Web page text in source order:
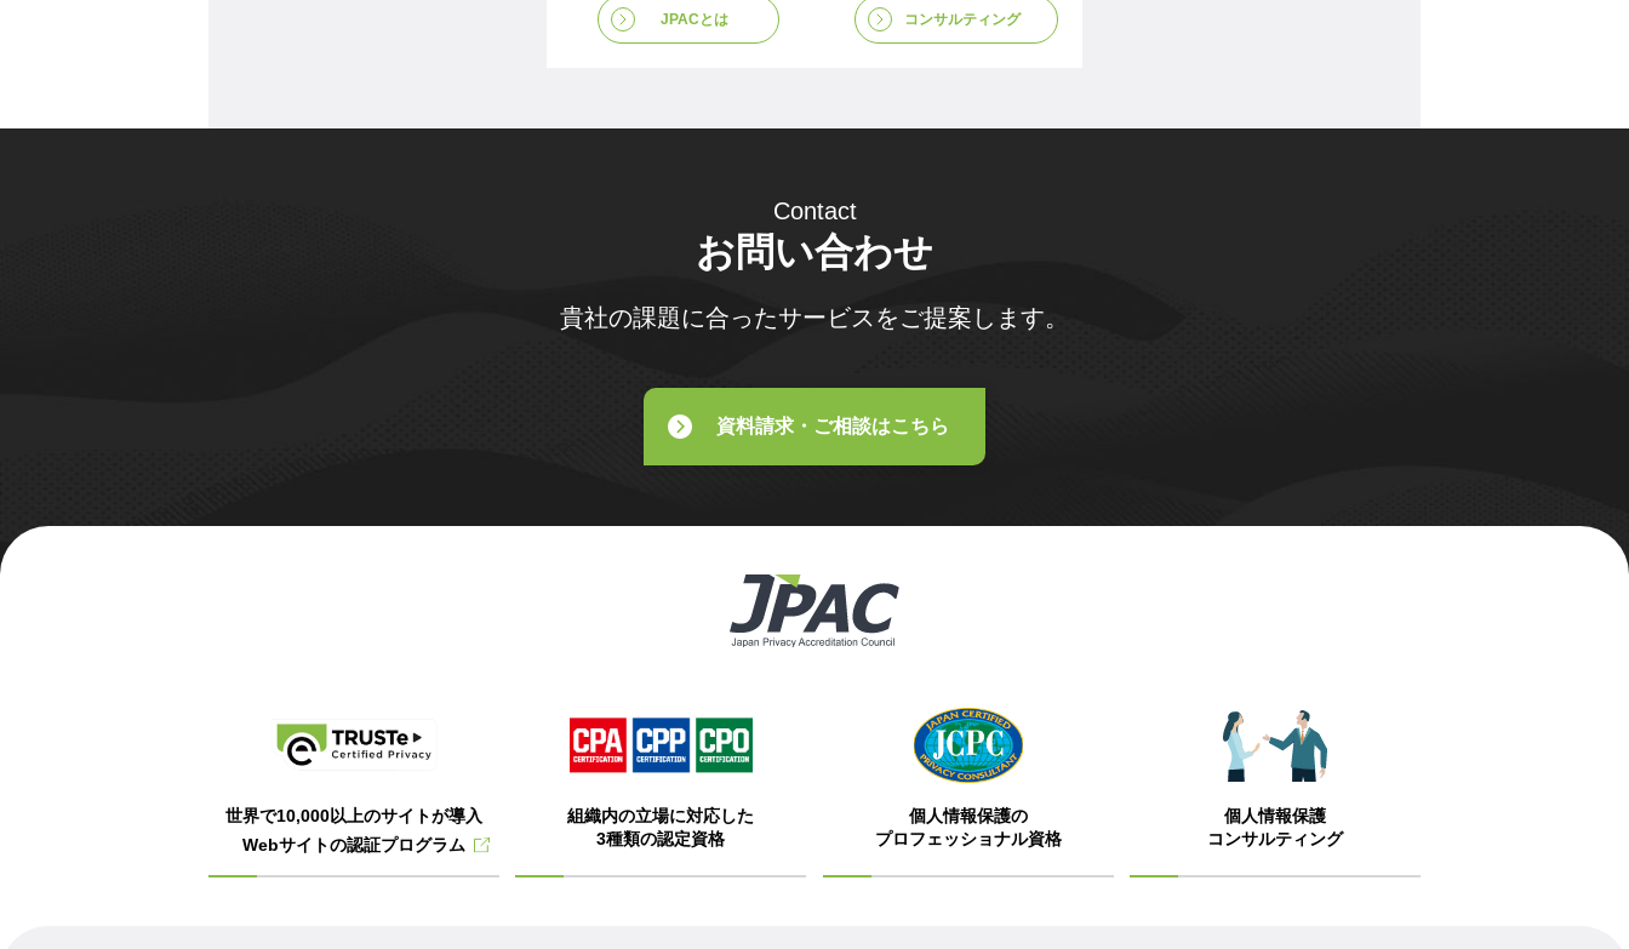
JPACとは コンサルティング
Contact
お問い合わせ
貴社の課題に合ったサービスをご提案します。
資料請求・ご相談はこちら
世界で10,000以上のサイトが導入
Webサイトの認証プログラム
組織内の立場に対応した
3種類の認定資格
個人情報保護の
プロフェッショナル資格
個人情報保護
コンサルティング